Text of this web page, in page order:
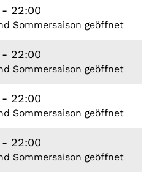
22:00
Sommersaison geöffnet
22:00
Sommersaison geöffnet
22:00
Sommersaison geöffnet
22:00
Sommersaison geöffnet